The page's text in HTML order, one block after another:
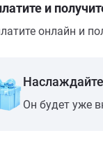
и
онлайн и
Он будет уже